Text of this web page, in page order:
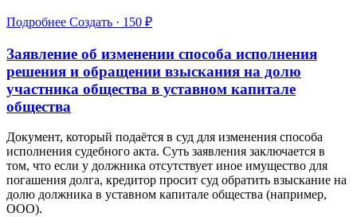
Подробнее Создать · 150 ₽
Заявление об изменении способа исполнения
решения и обращении взыскания на долю
участника общества в уставном капитале
общества
Документ, который подаётся в суд для изменения способа
исполнения судебного акта. Суть заявления заключается в
том, что если у должника отсутствует иное имущество для
погашения долга, кредитор просит суд обратить взыскание на
долю должника в уставном капитале общества (например,
ООО).